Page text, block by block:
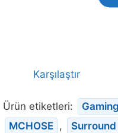
Karşılaştır
Ürün etiketleri:
MCHOSE , Surround